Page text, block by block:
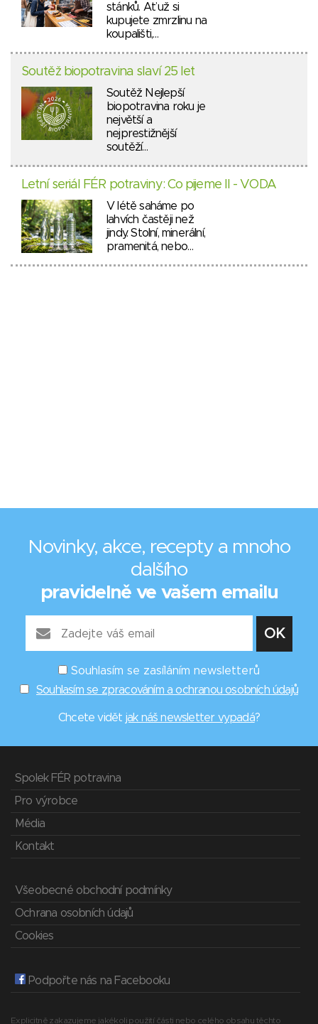
stánků. Ať už si
kupujete zmrzlinu na
koupališti,…
Soutěž biopotravina slaví 25 let
Soutěž Nejlepší
biopotravina roku je
největší a
nejprestižnější
soutěží…
Letní seriál FÉR potraviny: Co pijeme II - VODA
V létě saháme po
lahvích častěji než
jindy. Stolní, minerální,
pramenitá, nebo…
Novinky, akce, recepty a mnoho
dalšího
pravidelně ve vašem emailu
Souhlasím se zasíláním newsletterů
Souhlasím se zpracováním a ochranou osobních údajů
Chcete vidět jak náš newsletter vypadá?
Spolek FÉR potravina
Pro výrobce
Média
Kontakt
Všeobecné obchodní podmínky
Ochrana osobních údajů
Cookies
Podpořte nás na Facebooku
Explicitně zakazujeme jakékoli použití části nebo celého obsahu těchto